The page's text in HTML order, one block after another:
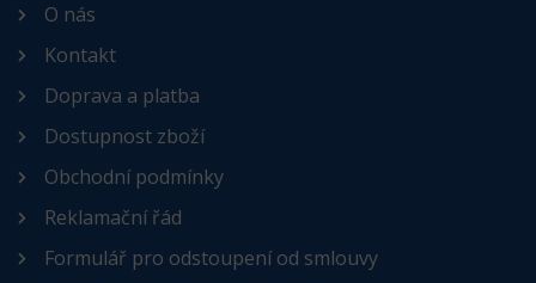
O nás
Kontakt
Doprava a platba
Dostupnost zboží
Obchodní podmínky
Reklamační řád
Formulář pro odstoupení od smlouvy